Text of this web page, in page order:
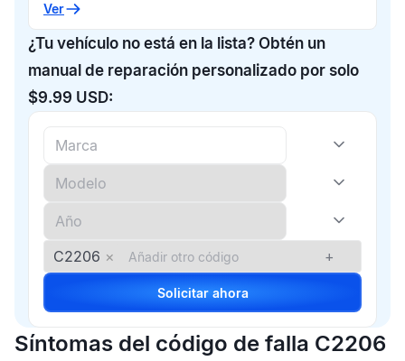
Ver
¿Tu vehículo no está en la lista? Obtén un
manual de reparación personalizado por solo
$9.99 USD:
C2206 × +
Solicitar ahora
Síntomas del código de falla C2206